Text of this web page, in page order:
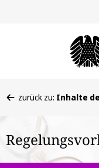
befinden
hier:
zurück zu: Inhalte